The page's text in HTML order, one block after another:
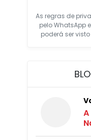
As regras de
pelo WhatsApp
poderá ser